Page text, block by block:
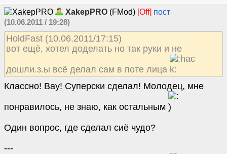
XakepPRO (FMod) [Off] пост
(10.06.2011 / 19:28)
HoldFast (10.06.2011/17:15)
вот ещё, хотел доделать но так руки и не
дошли.з.ы всё делал сам в поте лица
Классно! Вау! Суперски сделал! Молодец, мне
понравилось, не знаю, как остальным
Один вопрос, где сделал сиё чудо?
---